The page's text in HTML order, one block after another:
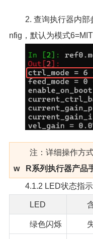
2. 查询执行器内部
nfig，默认为模式
注：详细操作方
w R系列执行器产品
4.1.2 LED状态指示
LED
绿色闪烁